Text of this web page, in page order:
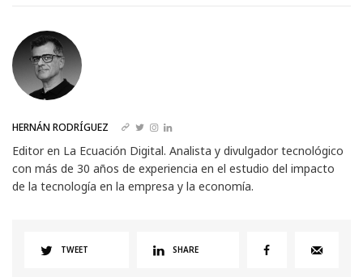
HERNÁN RODRÍGUEZ
Editor en La Ecuación Digital. Analista y divulgador tecnológico
con más de 30 años de experiencia en el estudio del impacto
de la tecnología en la empresa y la economía.
TWEET SHARE